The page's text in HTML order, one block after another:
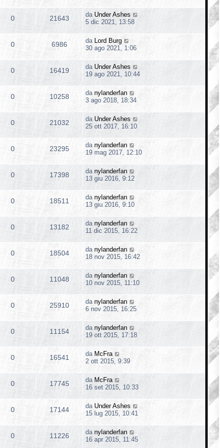
0 21643 da Under Ashes
5 dic 2021, 13:58
0 6986 da Lord Burg
30 ago 2021, 1:06
0 16419 da Under Ashes
19 ago 2021, 10:44
0 10258 da nylanderfan
3 ago 2018, 18:34
0 21032 da Under Ashes
25 ott 2017, 16:10
0 23295 da nylanderfan
19 mag 2017, 12:10
0 17398 da nylanderfan
13 giu 2016, 9:12
0 18511 da nylanderfan
13 giu 2016, 9:10
0 13182 da nylanderfan
11 dic 2015, 16:22
0 18504 da nylanderfan
18 nov 2015, 16:42
0 11048 da nylanderfan
10 nov 2015, 11:10
0 25910 da nylanderfan
6 nov 2015, 16:25
0 11154 da nylanderfan
19 ott 2015, 17:18
0 16541 da McFra
2 ott 2015, 9:39
0 17745 da McFra
16 set 2015, 10:33
0 17144 da Under Ashes
15 lug 2015, 10:41
0 11226 da nylanderfan
16 apr 2015, 11:45